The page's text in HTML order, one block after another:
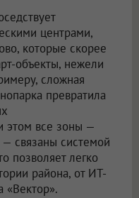
центрами,
которые скорее
объекты, нежели
сложная
превратила
этом все зоны —
связаны системой
позволяет легко
района, от ИТ-
«Вектор».